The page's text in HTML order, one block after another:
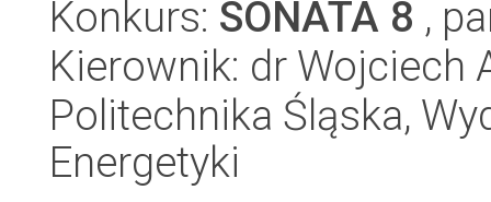
Konkurs: SONATA 8 ,
Kierownik: dr Wojciech
Politechnika Śląska,
Energetyki